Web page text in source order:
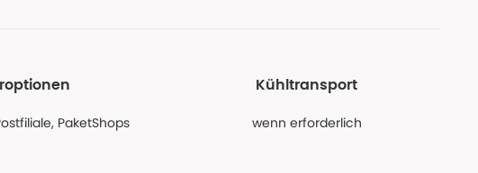
PaketShops
Kühltransport
wenn erforderlich